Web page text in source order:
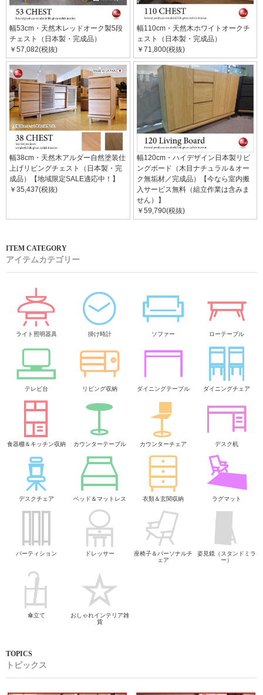
幅53cm・天然木レッドオーク製5段
チェスト（日本製・完成品）
￥57,082(税抜)
幅110cm・天然木ホワイトオークチ
ェスト（日本製・完成品）
￥71,800(税抜)
幅38cm・天然木アルダー自然塗装仕
上げリビングチェスト（日本製・完
成品）【地域限定SALE適応中！】
￥35,437(税抜)
幅120cm・ハイデザイン日本製リビ
ングボード（木目ナチュラル＆オー
ク無垢材／完成品）【今なら室内搬
入サービス無料（組立作業は含みま
せん）】
￥59,790(税抜)
アイテムカテゴリー
ライト照明器具 掛け時計 ソファー ローテーブル
テレビ台 リビング収納 ダイニングテーブル ダイニングチェア
食器棚＆キッチン収納 カウンターテーブル カウンターチェア デスク机
デスクチェア ベッド＆マットレス 衣類＆玄関収納 ラグマット
パーティション ドレッサー
座椅子＆パーソナルチ
ェア
姿見鏡（スタンドミラ
ー）
傘立て
おしゃれインテリア雑
貨
トピックス